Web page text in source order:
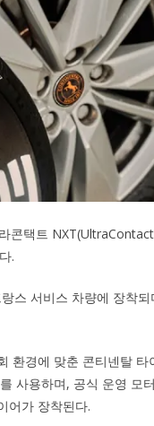
택트 NXT(UltraContact
.
스 서비스 차량에 장착
환경에 맞춘 콘티넨탈
사용하며, 공식 운영 모
어가 장착된다.